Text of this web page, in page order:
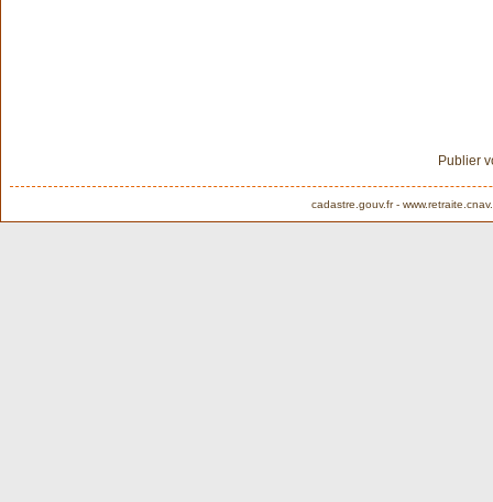
Publier
cadastre.gouv.fr-